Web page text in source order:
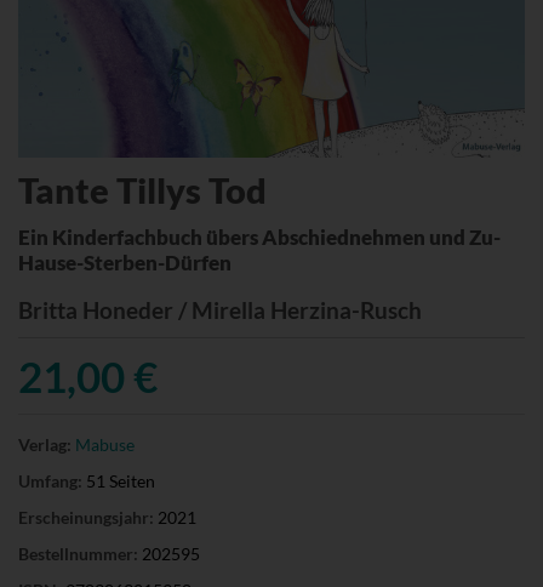
Tante Tillys Tod
Ein Kinderfachbuch übers Abschiednehmen und Zu-
Hause-Sterben-Dürfen
Britta Honeder / Mirella Herzina-Rusch
21,00 €
Verlag: Mabuse
Umfang: 51 Seiten
Erscheinungsjahr: 2021
Bestellnummer: 202595